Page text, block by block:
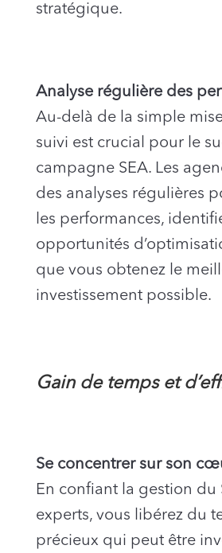
stratégique.
Analyse régulière des
Au-delà de la simple
suivi est crucial pour le
campagne SEA. Les
des analyses régulières
les performances,
opportunités
que vous obtenez le
investissement possible.
Gain de temps et
Se concentrer sur son
En confiant la gestion du
experts, vous libérez du
précieux qui peut être